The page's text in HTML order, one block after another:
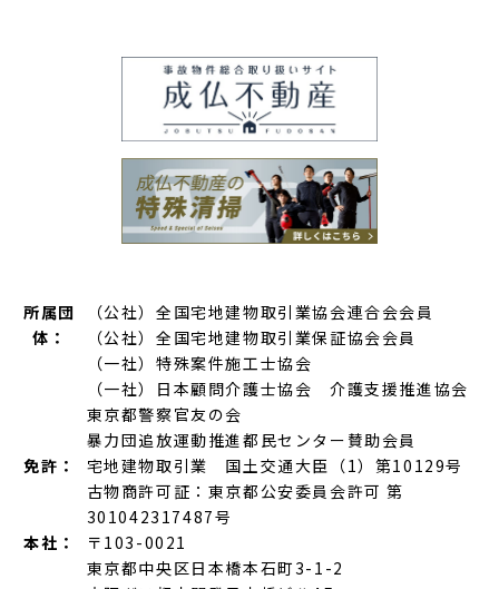
所属団
体：
（公社）全国宅地建物取引業協会連合会会員
（公社）全国宅地建物取引業保証協会会員
（一社）特殊案件施工士協会
（一社）日本顧問介護士協会 介護支援推進協会
東京都警察官友の会
暴力団追放運動推進都民センター賛助会員
免許：
宅地建物取引業 国土交通大臣（1）第10129号
古物商許可証：東京都公安委員会許可 第
301042317487号
本社：
〒103-0021
東京都中央区日本橋本石町3-1-2